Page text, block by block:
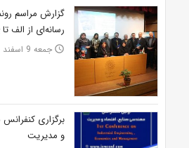
گزارش مراسم
رسانه‌ای از الف
access_time جمعه 9 اسفند 1398
برگزاری
و مدیریت